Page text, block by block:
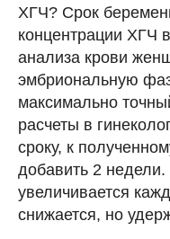
ХГЧ? Срок
концентрации ХГЧ
анализа крови
эмбриональную
максимально
расчеты в
сроку, к
добавить 2
увеличивается
снижается, но